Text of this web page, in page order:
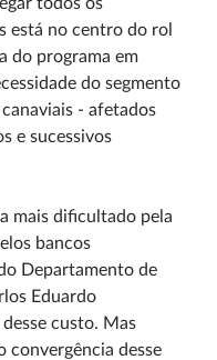
está no centro do rol
do programa em
do segmento
- afetados
e sucessivos
mais dificultado pela
bancos
Departamento de
Eduardo
custo. Mas
convergência desse